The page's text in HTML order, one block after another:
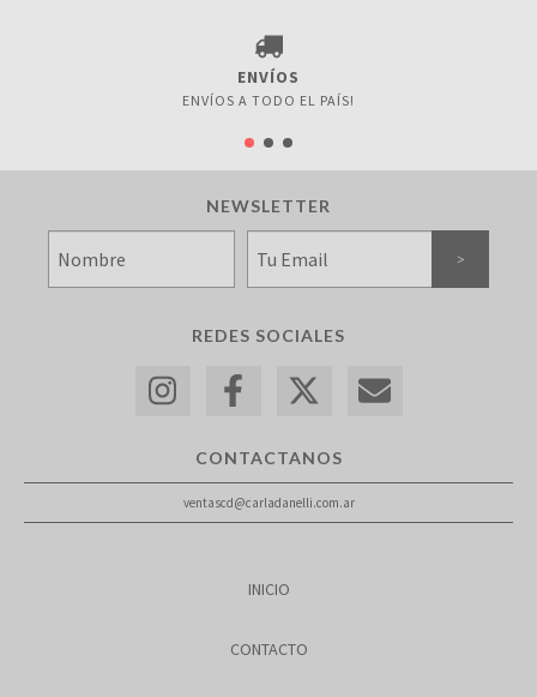
ENVÍOS
ENVÍOS A TODO EL PAÍS!
NEWSLETTER
REDES SOCIALES
CONTACTANOS
ventascd@carladanelli.com.ar
INICIO
CONTACTO